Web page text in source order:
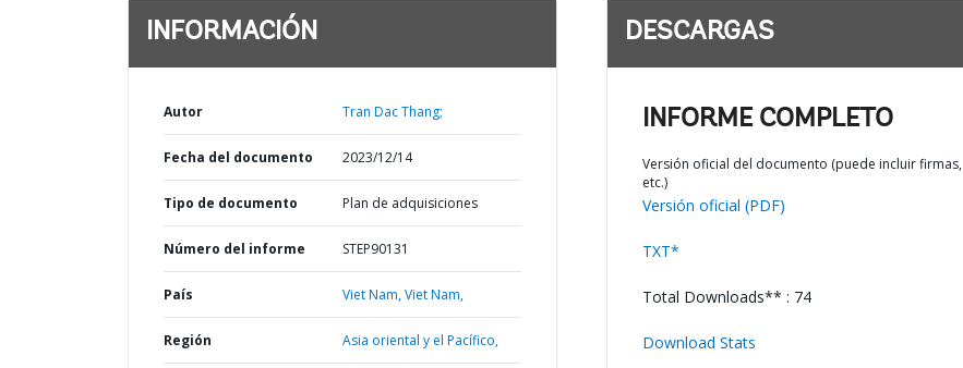
INFORMACIÓN
Autor Tran Dac Thang;
Fecha del documento 2023/12/14
Tipo de documento Plan de adquisiciones
Número del informe STEP90131
País Viet Nam,Viet Nam,
Región Asia oriental y el Pacífico,
DESCARGAS
INFORME COMPLETO
Versión oficial del documento (puede incluir firmas,
etc.)
Versión oficial (PDF)
TXT*
Total Downloads** : 74
Download Stats